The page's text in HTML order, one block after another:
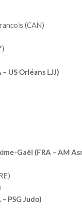
(CAN)
US Orléans LJJ)
Gaël (FRA – AM
PSG Judo)